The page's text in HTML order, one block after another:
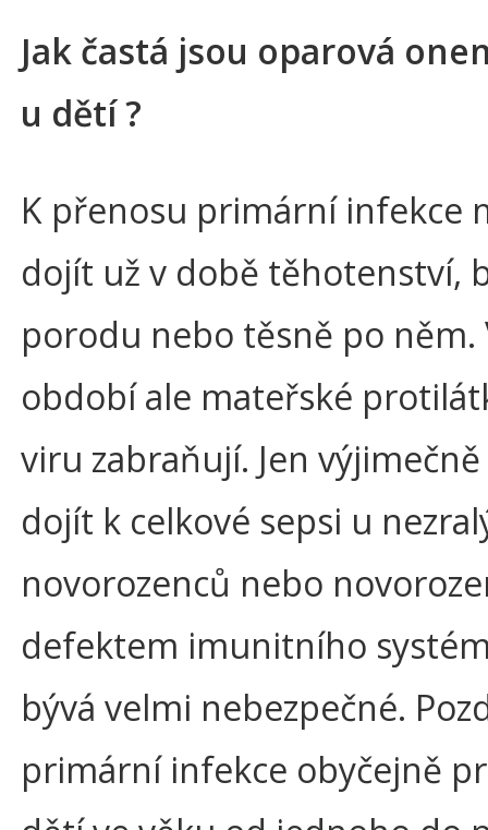
Jak častá jsou oparová
u dětí ?
K přenosu primární infekce
dojít už v době těhotenství,
porodu nebo těsně po
období ale mateřské
viru zabraňují. Jen
dojít k celkové sepsi u
novorozenců nebo
defektem imunitního
bývá velmi nebezpečné.
primární infekce obyčejně